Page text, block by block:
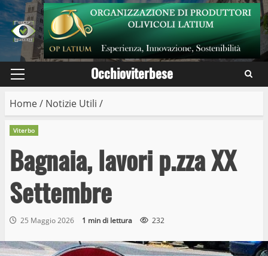
Skip
to
content
Primary
Occhioviterbese
Home/ Notizie Utili /
Viterbo
Bagnaia, lavori p.zza XX
Settembre
25 Maggio 2026 1 min di lettura 232